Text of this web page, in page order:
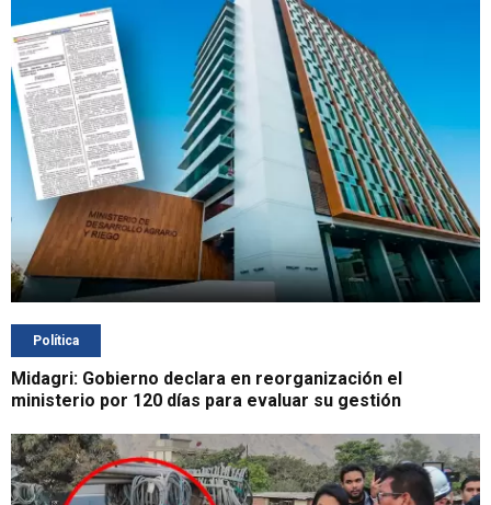
Política
Midagri: Gobierno declara en reorganización el
ministerio por 120 días para evaluar su gestión